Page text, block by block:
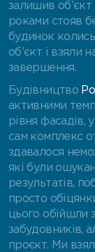
залишив
роками стояв
будинок
об’єкт і взяли
завершення.
Будівництво
активними
рівня фасадів,
сам комплекс
здавалося
які були
результатів,
просто
цього обійшли
забудовників,
проєкт. Ми